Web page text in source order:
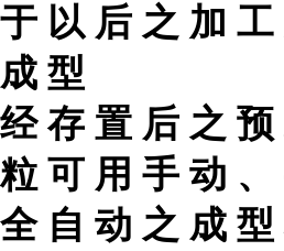
于 以 后 之 加 工
成 型
经 存 置 后 之
粒 可 用 手 动
全 自 动 之 成 型